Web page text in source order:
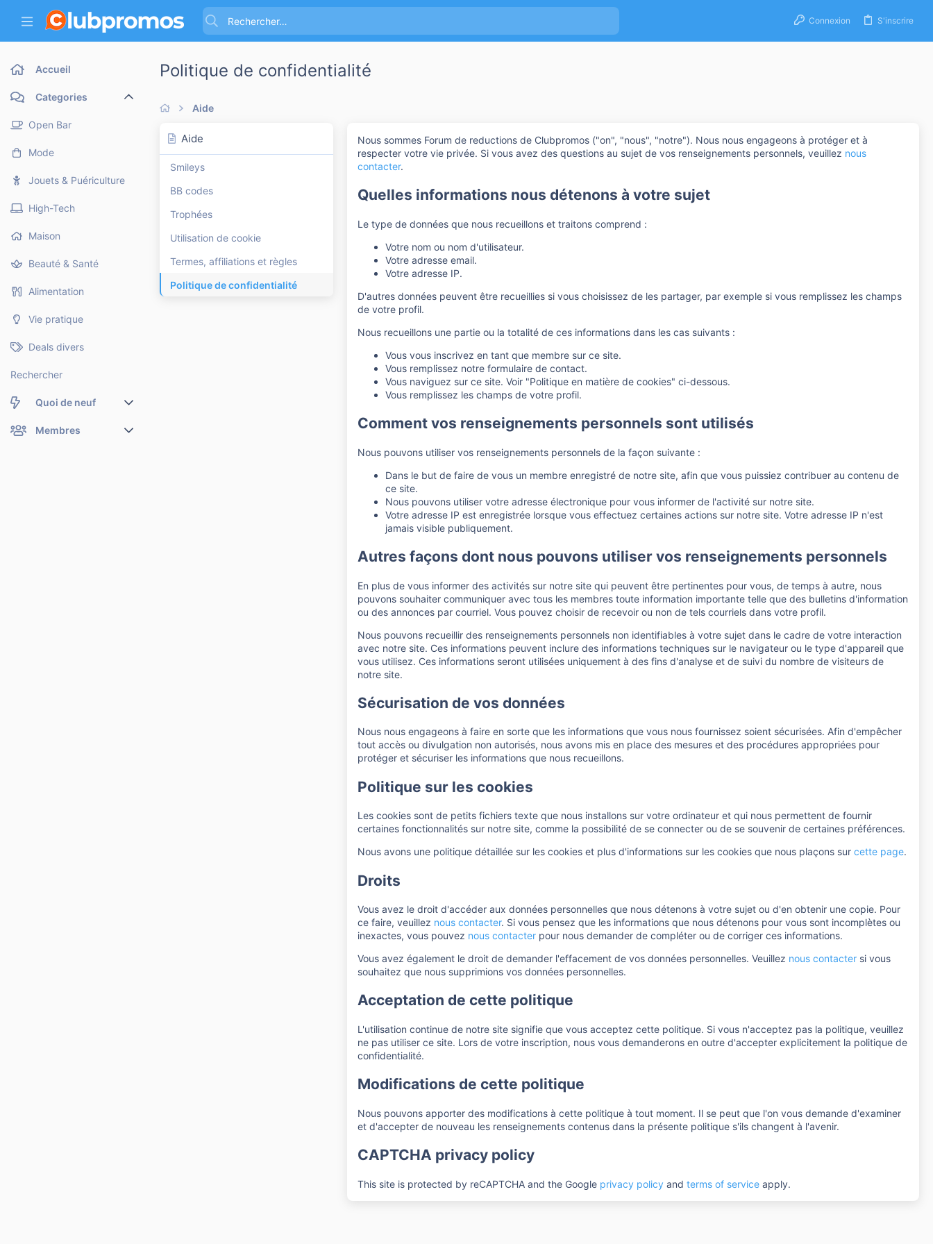
Connexion S'inscrire
Accueil
Categories
Open Bar
Mode
Jouets & Puériculture
High-Tech
Maison
Beauté & Santé
Alimentation
Vie pratique
Deals divers
Rechercher
Quoi de neuf
Nouveaux messages
Membres
Politique de confidentialité
Aide
Aide
Smileys
BB codes
Trophées
Utilisation de cookie
Termes, affiliations et règles
Politique de confidentialité
Nous sommes Forum de reductions de Clubpromos ("on", "nous", "notre"). Nous nous engageons à protéger et à
respecter votre vie privée. Si vous avez des questions au sujet de vos renseignements personnels, veuillez nous
contacter.
Quelles informations nous détenons à votre sujet
Le type de données que nous recueillons et traitons comprend :
Votre nom ou nom d'utilisateur.
Votre adresse email.
Votre adresse IP.
D'autres données peuvent être recueillies si vous choisissez de les partager, par exemple si vous remplissez les champs
de votre profil.
Nous recueillons une partie ou la totalité de ces informations dans les cas suivants :
Vous vous inscrivez en tant que membre sur ce site.
Vous remplissez notre formulaire de contact.
Vous naviguez sur ce site. Voir "Politique en matière de cookies" ci-dessous.
Vous remplissez les champs de votre profil.
Comment vos renseignements personnels sont utilisés
Nous pouvons utiliser vos renseignements personnels de la façon suivante :
Dans le but de faire de vous un membre enregistré de notre site, afin que vous puissiez contribuer au contenu de
ce site.
Nous pouvons utiliser votre adresse électronique pour vous informer de l'activité sur notre site.
Votre adresse IP est enregistrée lorsque vous effectuez certaines actions sur notre site. Votre adresse IP n'est
jamais visible publiquement.
Autres façons dont nous pouvons utiliser vos renseignements personnels
En plus de vous informer des activités sur notre site qui peuvent être pertinentes pour vous, de temps à autre, nous
pouvons souhaiter communiquer avec tous les membres toute information importante telle que des bulletins d'information
ou des annonces par courriel. Vous pouvez choisir de recevoir ou non de tels courriels dans votre profil.
Nous pouvons recueillir des renseignements personnels non identifiables à votre sujet dans le cadre de votre interaction
avec notre site. Ces informations peuvent inclure des informations techniques sur le navigateur ou le type d'appareil que
vous utilisez. Ces informations seront utilisées uniquement à des fins d'analyse et de suivi du nombre de visiteurs de
notre site.
Sécurisation de vos données
Nous nous engageons à faire en sorte que les informations que vous nous fournissez soient sécurisées. Afin d'empêcher
tout accès ou divulgation non autorisés, nous avons mis en place des mesures et des procédures appropriées pour
protéger et sécuriser les informations que nous recueillons.
Politique sur les cookies
Les cookies sont de petits fichiers texte que nous installons sur votre ordinateur et qui nous permettent de fournir
certaines fonctionnalités sur notre site, comme la possibilité de se connecter ou de se souvenir de certaines préférences.
Nous avons une politique détaillée sur les cookies et plus d'informations sur les cookies que nous plaçons sur cette page.
Droits
Vous avez le droit d'accéder aux données personnelles que nous détenons à votre sujet ou d'en obtenir une copie. Pour
ce faire, veuillez nous contacter. Si vous pensez que les informations que nous détenons pour vous sont incomplètes ou
inexactes, vous pouvez nous contacter pour nous demander de compléter ou de corriger ces informations.
Vous avez également le droit de demander l'effacement de vos données personnelles. Veuillez nous contacter si vous
souhaitez que nous supprimions vos données personnelles.
Acceptation de cette politique
L'utilisation continue de notre site signifie que vous acceptez cette politique. Si vous n'acceptez pas la politique, veuillez
ne pas utiliser ce site. Lors de votre inscription, nous vous demanderons en outre d'accepter explicitement la politique de
confidentialité.
Modifications de cette politique
Nous pouvons apporter des modifications à cette politique à tout moment. Il se peut que l'on vous demande d'examiner
et d'accepter de nouveau les renseignements contenus dans la présente politique s'ils changent à l'avenir.
CAPTCHA privacy policy
This site is protected by reCAPTCHA and the Google privacy policy and terms of service apply.